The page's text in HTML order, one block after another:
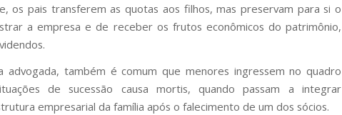
os pais transferem as quotas aos filhos, mas preservam para si o
a empresa e de receber os frutos econômicos do patrimônio,
advogada, também é comum que menores ingressem no quadro
de sucessão causa mortis, quando passam a integrar
empresarial da família após o falecimento de um dos sócios.